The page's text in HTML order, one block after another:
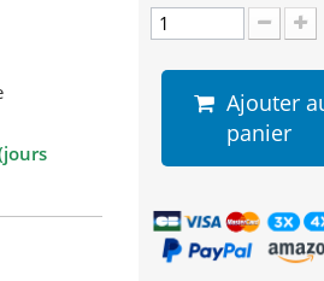
Ajouter
panier